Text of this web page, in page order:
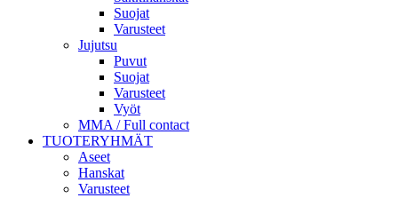
Suojat
Varusteet
Jujutsu
Puvut
Suojat
Varusteet
Vyöt
MMA / Full contact
TUOTERYHMÄT
Aseet
Hanskat
Varusteet